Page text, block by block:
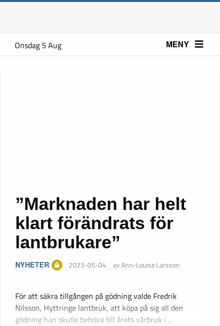
Onsdag 5 Aug MENY
”Marknaden har helt
klart förändrats för
lantbrukare”
NYHETER 2023-05-04 av Ann-Louise Larsson
För att säkra tillgången på gödning valde Fredrik
Nilsson, Hyttringe lantbruk, att köpa på sig all den
gödning han skulle behöva till årets vårbruk i…